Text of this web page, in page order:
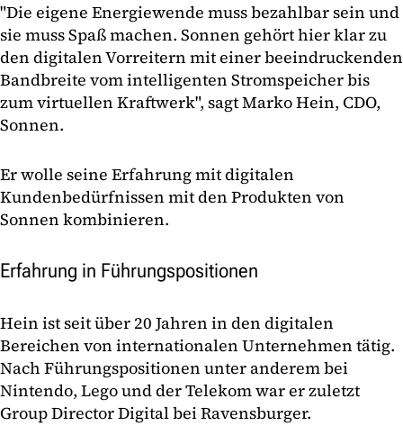
"Die eigene Energiewende muss bezahlbar sein und
sie muss Spaß machen. Sonnen gehört hier klar zu
den digitalen Vorreitern mit einer beeindruckenden
Bandbreite vom intelligenten Stromspeicher bis
zum virtuellen Kraftwerk", sagt Marko Hein, CDO,
Sonnen.
Er wolle seine Erfahrung mit digitalen
Kundenbedürfnissen mit den Produkten von
Sonnen kombinieren.
Erfahrung in Führungspositionen
Hein ist seit über 20 Jahren in den digitalen
Bereichen von internationalen Unternehmen tätig.
Nach Führungspositionen unter anderem bei
Nintendo, Lego und der Telekom war er zuletzt
Group Director Digital bei Ravensburger.